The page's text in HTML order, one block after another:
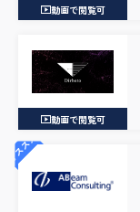
動画で閲覧可
動画で閲覧可
オススメ